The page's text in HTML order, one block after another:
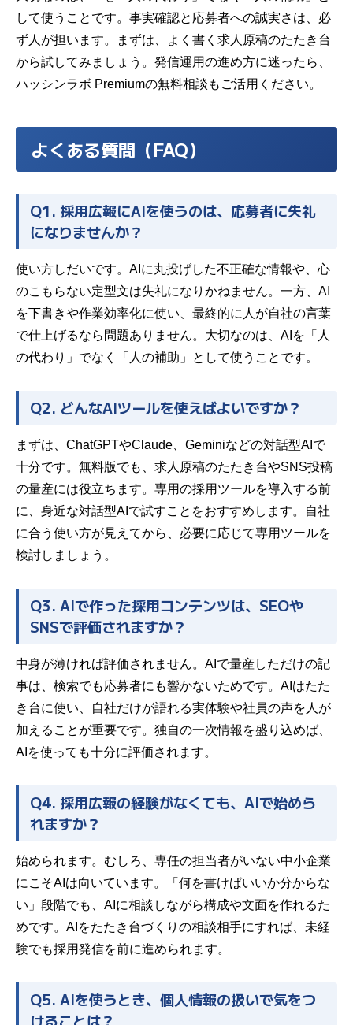
して使うことです。事実確認と応募者への誠実さは、必
ず人が担います。まずは、よく書く求人原稿のたたき台
から試してみましょう。発信運用の進め方に迷ったら、
ハッシンラボ Premiumの無料相談もご活用ください。
よくある質問（FAQ）
Q1. 採用広報にAIを使うのは、応募者に失礼
になりませんか？
使い方しだいです。AIに丸投げした不正確な情報や、心
のこもらない定型文は失礼になりかねません。一方、AI
を下書きや作業効率化に使い、最終的に人が自社の言葉
で仕上げるなら問題ありません。大切なのは、AIを「人
の代わり」でなく「人の補助」として使うことです。
Q2. どんなAIツールを使えばよいですか？
まずは、 ChatGPTやClaude、Geminiなどの対話型AIで
十分です。無料版でも、求人原稿のたたき台やSNS投稿
の量産には役立ちます。専用の採用ツールを導入する前
に、身近な対話型AIで試すことをおすすめ します。自社
に合う使い方が見えてから、必要に応じて専用ツールを
検討しましょう。
Q3. AIで作った採用コンテンツは、SEOや
SNSで評価されますか？
中身が薄ければ評価されません。AIで量産しただけの記
事は、検索でも応募者にも響かないためです。AIはたた
き台に使い、自社だけが語れる実体験や社員の声を人が
加えることが重要です。独自の一次情報を盛り込めば、
AIを使っても十分に評価されます。
Q4. 採用広報の経験がなくても、AIで始めら
れますか？
始められます。むしろ、専任の担当者がいない中小企業
にこそAIは向いています。「何を書けばいいか分からな
い」段階でも、AIに相談しながら構成や文面を作れるた
めです。AIをたたき台づくりの相談相手にすれば、未経
験でも採用発信を前に進められます。
Q5. AIを使うとき、個人情報の扱いで気をつ
けることは？